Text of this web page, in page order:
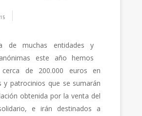
de muchas entidades y
este año hemos
cerca de 200.000 euros en
y patrocinios que se sumarán
obtenida por la venta del
e irán destinados a